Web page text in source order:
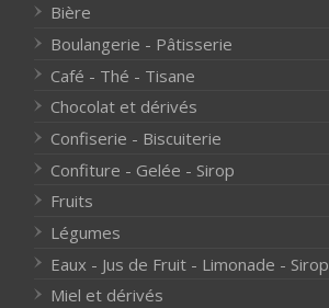
Bière
Boulangerie - Pâtisserie
Café - Thé - Tisane
Chocolat et dérivés
Confiserie - Biscuiterie
Confiture - Gelée - Sirop
Fruits
Légumes
Eaux - Jus de Fruit - Limonade - Sirop
Miel et dérivés